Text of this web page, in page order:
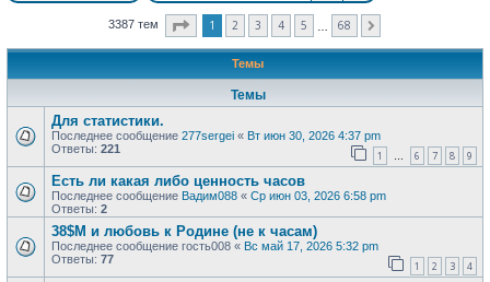
3387 тем Страница из
1 2 3 4 5 68
Темы
Темы
Для статистики.
Последнее сообщение 277sergei « Вт июн 30, 2026 4:37 pm
Ответы: 221 1 … 6 7 8 9
Есть ли какая либо ценность часов
Последнее сообщение Вадим088 « Ср июн 03, 2026 6:58 pm
Ответы: 2
38$M и любовь к Родине (не к часам)
Последнее сообщение гость008 « Вс май 17, 2026 5:32 pm
Ответы: 77 1 2 3 4